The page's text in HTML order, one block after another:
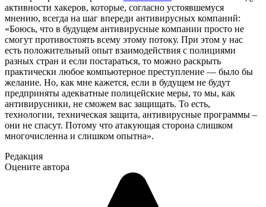
активности хакеров, которые, согласно устоявшемуся
мнению, всегда на шаг впереди антивирусных компаний:
«Боюсь, что в будущем антивирусные компании просто не
смогут противостоять всему этому потоку. При этом у нас
есть положительный опыт взаимодействия с полициями
разных стран и если постараться, то можно раскрыть
практически любое компьютерное преступление — было бы
желание. Но, как мне кажется, если в будущем не будут
предприняты адекватные полицейские меры, то мы, как
антивирусники, не сможем вас защищать. То есть,
технологии, техническая защита, антивирусные программы –
они не спасут. Потому что атакующая сторона слишком
многочисленна и слишком опытна».
Редакция
Оцените автора